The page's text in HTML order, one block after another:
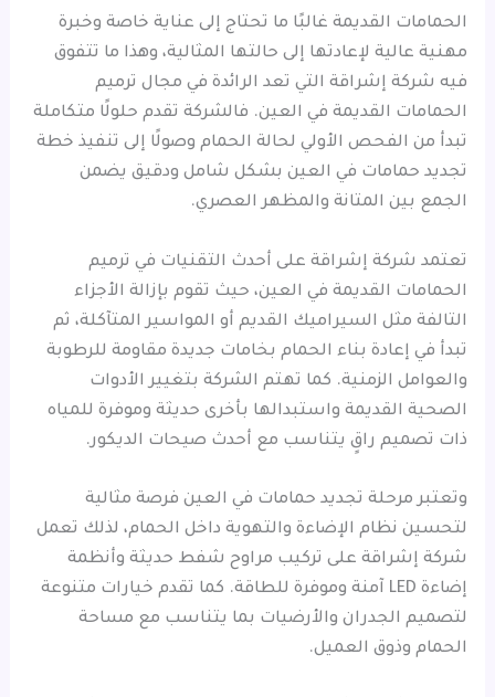
الحمامات القديمة غالبًا ما تحتاج إلى عناية خاصة وخبرة
مهنية عالية لإعادتها إلى حالتها المثالية، وهذا ما تتفوق
فيه شركة إشراقة التي تعد الرائدة في مجال ترميم
الحمامات القديمة في العين. فالشركة تقدم حلولًا متكاملة
تبدأ من الفحص الأولي لحالة الحمام وصولًا إلى تنفيذ خطة
تجديد حمامات في العين بشكل شامل ودقيق يضمن
الجمع بين المتانة والمظهر العصري.
تعتمد شركة إشراقة على أحدث التقنيات في ترميم
الحمامات القديمة في العين، حيث تقوم بإزالة الأجزاء
التالفة مثل السيراميك القديم أو المواسير المتآكلة، ثم
تبدأ في إعادة بناء الحمام بخامات جديدة مقاومة للرطوبة
والعوامل الزمنية. كما تهتم الشركة بتغيير الأدوات
الصحية القديمة واستبدالها بأخرى حديثة وموفرة للمياه
ذات تصميم راقٍ يتناسب مع أحدث صيحات الديكور.
وتعتبر مرحلة تجديد حمامات في العين فرصة مثالية
لتحسين نظام الإضاءة والتهوية داخل الحمام، لذلك تعمل
شركة إشراقة على تركيب مراوح شفط حديثة وأنظمة
إضاءة LED آمنة وموفرة للطاقة. كما تقدم خيارات متنوعة
لتصميم الجدران والأرضيات بما يتناسب مع مساحة
الحمام وذوق العميل.